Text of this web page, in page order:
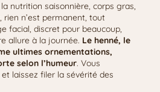
nutrition saisonnière, corps gras,
rien n’est permanent, tout
facial, discret pour beaucoup,
allure à la journée. Le henné, le
ultimes ornementations,
selon l’humeur. Vous
laissez filer la sévérité des